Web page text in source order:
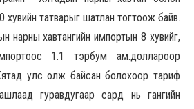
татварыг шатлан тогтоож байв.
нарны хавтангийн импортын 8 хувийг,
1.1 тэрбум ам.доллароор
улс олж байсан болохоор тариф
гуравдугаар сард нь гангийн